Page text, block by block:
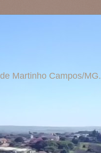
Martinho Campos/MG.